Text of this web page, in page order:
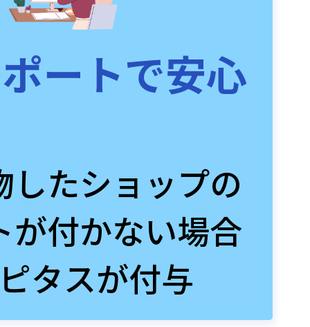
ートで安心
したショップの
が付かない場合
タスが付与